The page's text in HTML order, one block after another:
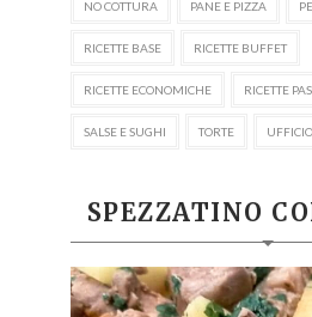
NO COTTURA PANE E PIZZA
RICETTE BASE RICETTE BUFFET
RICETTE ECONOMICHE RICETTE
SALSE E SUGHI TORTE UFFICIO
SPEZZATINO